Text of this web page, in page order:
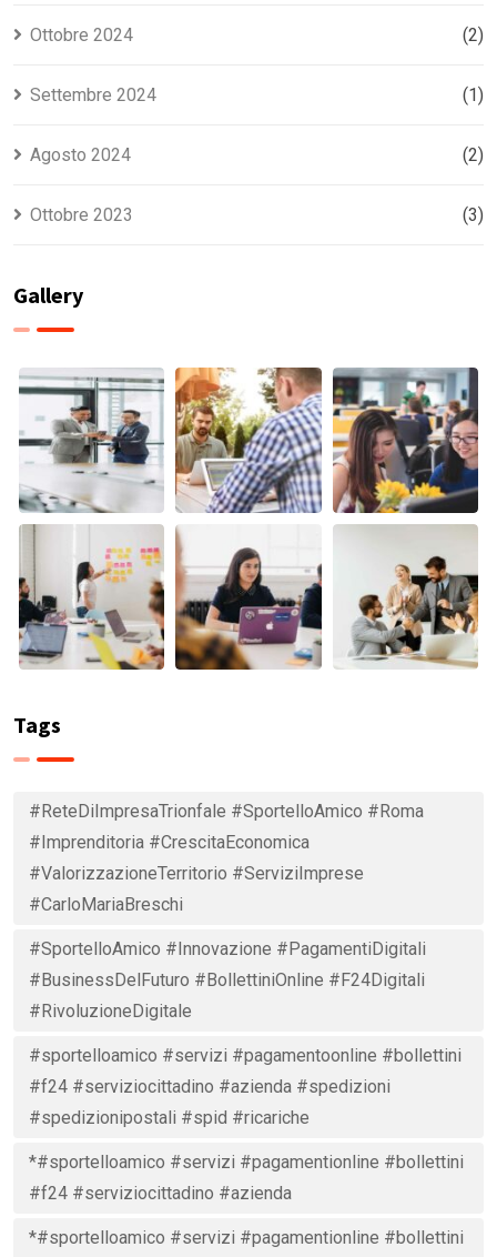
Ottobre 2024 (2)
Settembre 2024 (1)
Agosto 2024 (2)
Ottobre 2023 (3)
Gallery
Tags
#ReteDiImpresaTrionfale #SportelloAmico #Roma
#Imprenditoria #CrescitaEconomica
#ValorizzazioneTerritorio #ServiziImprese
#CarloMariaBreschi
#SportelloAmico #Innovazione #PagamentiDigitali
#BusinessDelFuturo #BollettiniOnline #F24Digitali
#RivoluzioneDigitale
#sportelloamico #servizi #pagamentoonline #bollettini
#f24 #serviziocittadino #azienda #spedizioni
#spedizionipostali #spid #ricariche
*#sportelloamico #servizi #pagamentionline #bollettini
#f24 #serviziocittadino #azienda
*#sportelloamico #servizi #pagamentionline #bollettini